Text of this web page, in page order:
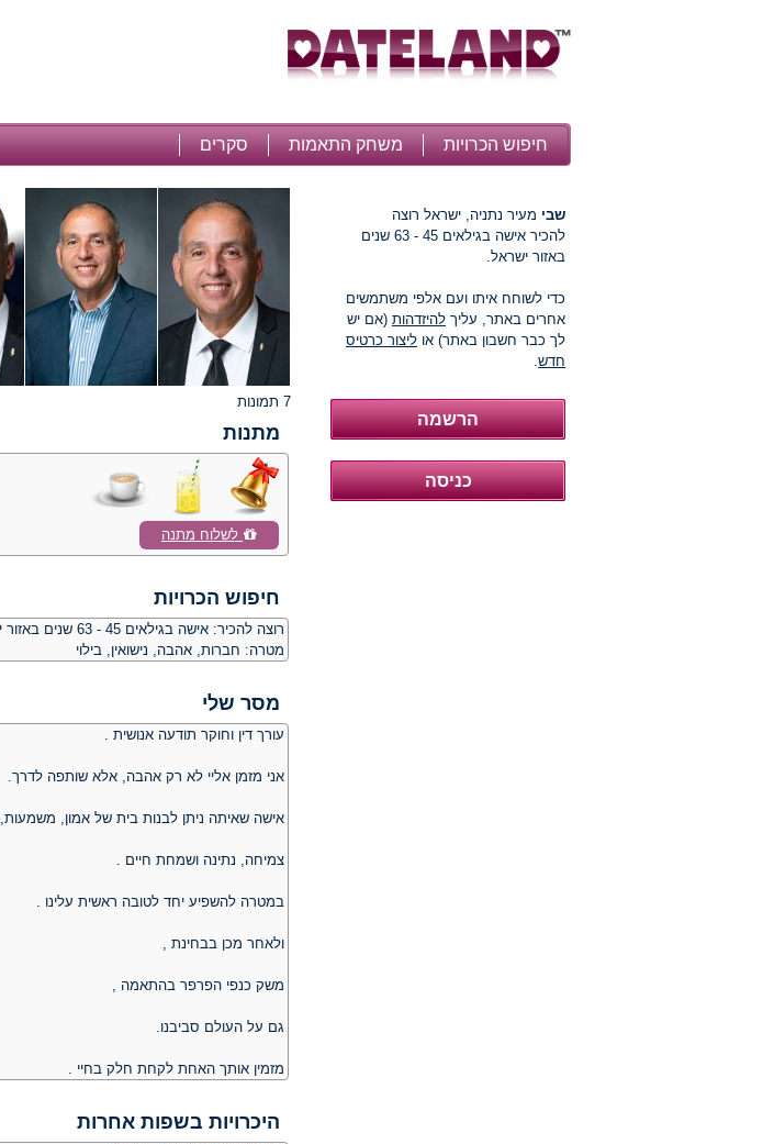
חיפוש הכרויות משחק התאמות סקרים
שבי מעיר נתניה, ישראל רוצה
להכיר אישה בגילאים 45 - 63 שנים
באזור ישראל.
כדי לשוחח איתו ועם אלפי משתמשים
אחרים באתר, עליך להיזדהות (אם יש
לך כבר חשבון באתר) או ליצור כרטיס
חדש.
7 תמונות
מתנות
לשלוח מתנה
חיפוש הכרויות
רוצה להכיר: אישה בגילאים 45 - 63 שנים באזור ישראל
מטרה: חברות, אהבה, נישואין, בילוי
מסר שלי
עורך דין וחוקר תודעה אנושית .
אני מזמן אליי לא רק אהבה, אלא שותפה לדרך.
אישה שאיתה ניתן לבנות בית של אמון, משמעות,
צמיחה, נתינה ושמחת חיים .
במטרה להשפיע יחד לטובה ראשית עלינו .
ולאחר מכן בבחינת ,
משק כנפי הפרפר בהתאמה ,
גם על העולם סביבנו.
מזמין אותך האחת לקחת חלק בחיי .
היכרויות בשפות אחרות